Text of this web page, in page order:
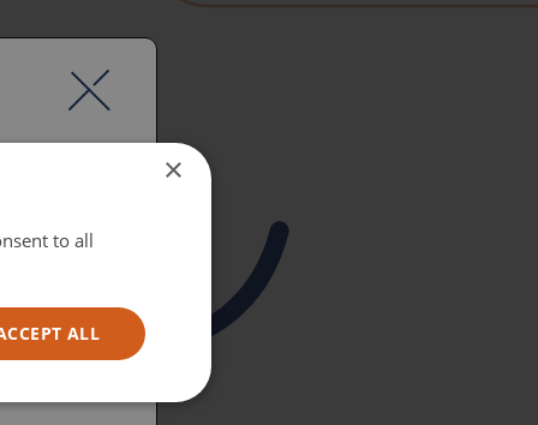
×
to all
ALL